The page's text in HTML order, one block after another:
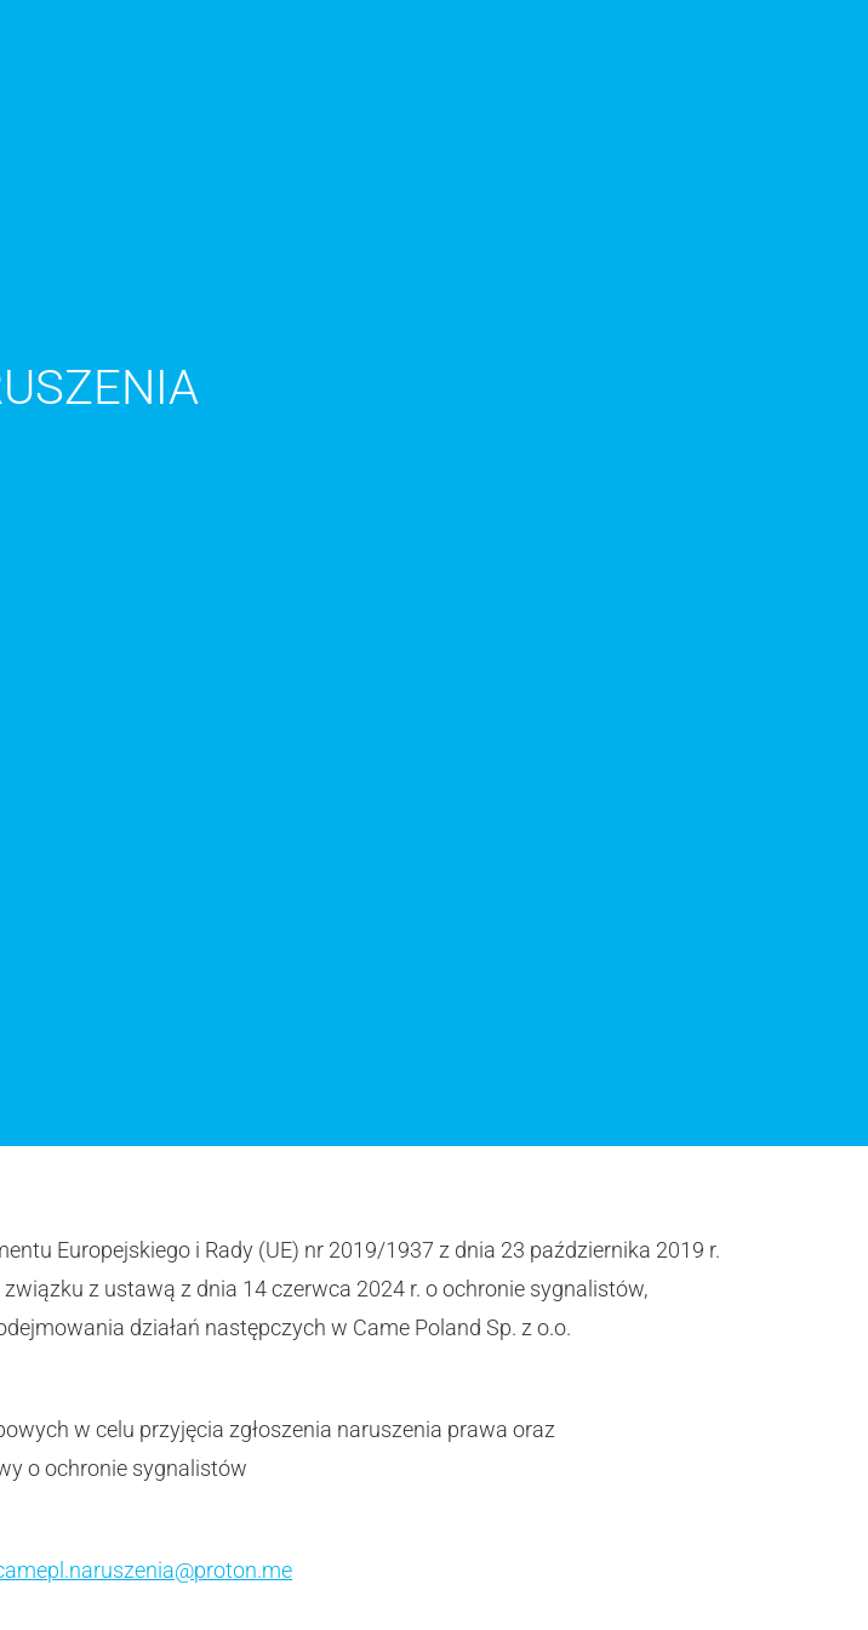
Europejskiego i Rady (UE) nr 2019/1937 z dnia 23 października 2019 r.
z ustawą z dnia 14 czerwca 2024 r. o ochronie sygnalistów,
działań następczych w Came Poland Sp. z o.o.
w celu przyjęcia zgłoszenia naruszenia prawa oraz
o ochronie sygnalistów